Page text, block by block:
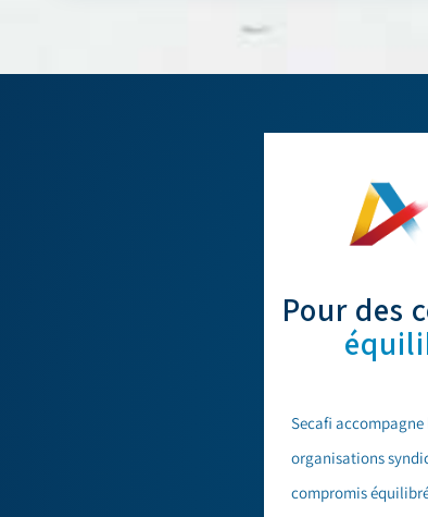
Pour des
Secafi accompagne
organisations
compromis